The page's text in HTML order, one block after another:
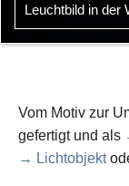
Leuchtbild in der
Vom Motiv zur
gefertigt und als
→ Lichtobjekt